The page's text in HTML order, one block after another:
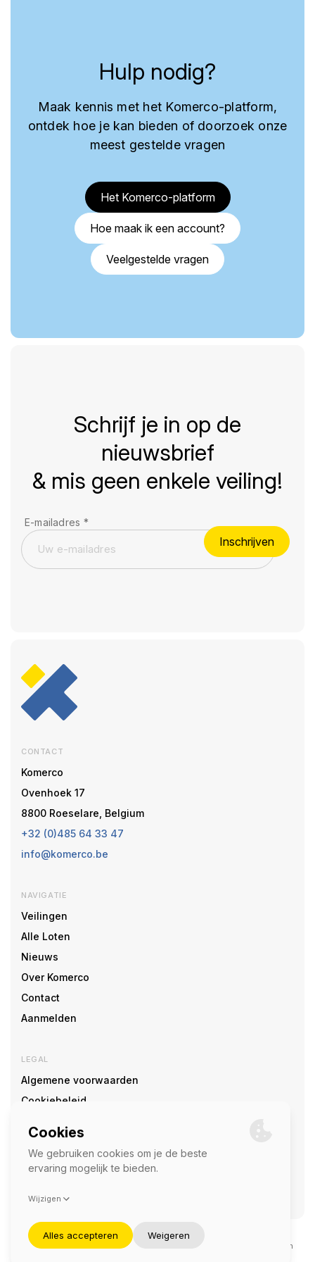
Hulp nodig?
Maak kennis met het Komerco-platform,
ontdek hoe je kan bieden of doorzoek onze
meest gestelde vragen
Het Komerco-platform
Hoe maak ik een account?
Veelgestelde vragen
Schrijf je in op de
nieuwsbrief
& mis geen enkele veiling!
E-mailadres *
Inschrijven
CONTACT
Komerco
Ovenhoek 17
8800 Roeselare, Belgium
+32 (0)485 64 33 47
info@komerco.be
NAVIGATIE
Veilingen
Alle Loten
Nieuws
Over Komerco
Contact
Aanmelden
LEGAL
Algemene voorwaarden
Cookiebeleid
SOCIAL
©2026 — Komerco
Deze site wordt beschermd door reCAPTCHA en het
en